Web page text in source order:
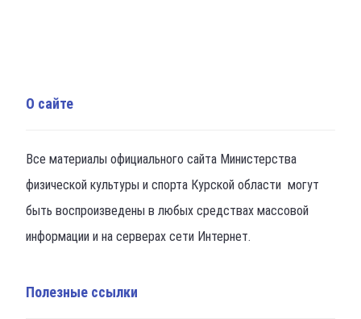
О сайте
Все материалы официального сайта Министерства
физической культуры и спорта Курской области могут
быть воспроизведены в любых средствах массовой
информации и на серверах сети Интернет.
Полезные ссылки